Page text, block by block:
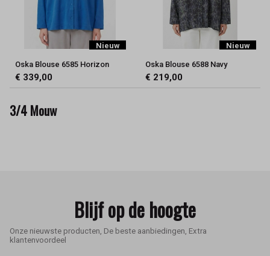
Nieuw
Oska Blouse 6585 Horizon
€ 339,00
Nieuw
Oska Blouse 6588 Navy
€ 219,00
3/4 Mouw
Blijf op de hoogte
Onze nieuwste producten, De beste aanbiedingen, Extra
klantenvoordeel